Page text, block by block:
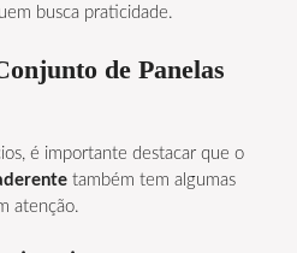
busca praticidade.
de Panelas
é importante destacar que o
também tem algumas
atenção.